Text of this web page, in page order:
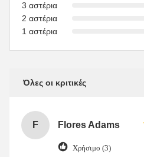
3 αστέρια
2 αστέρια
1 αστέρια
Όλες οι κριτικές
F Flores Adams
Χρήσιμο (3)